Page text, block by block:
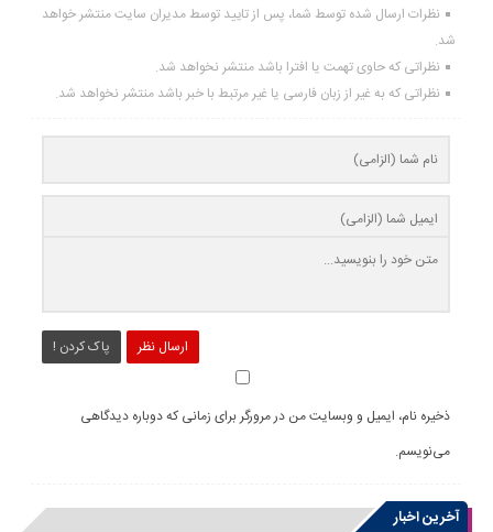
نظرات ارسال شده توسط شما، پس از تایید توسط مدیران سایت منتشر خواهد
شد.
نظراتی که حاوی تهمت یا افترا باشد منتشر نخواهد شد.
نظراتی که به غیر از زبان فارسی یا غیر مرتبط با خبر باشد منتشر نخواهد شد.
ارسال نظر پاک کردن !
ذخیره نام، ایمیل و وبسایت من در مرورگر برای زمانی که دوباره دیدگاهی
می‌نویسم.
آخرین اخبار